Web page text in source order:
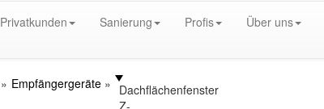
Privatkunden Sanierung Profis Über uns
Empfängergeräte
Dachflächenfenster